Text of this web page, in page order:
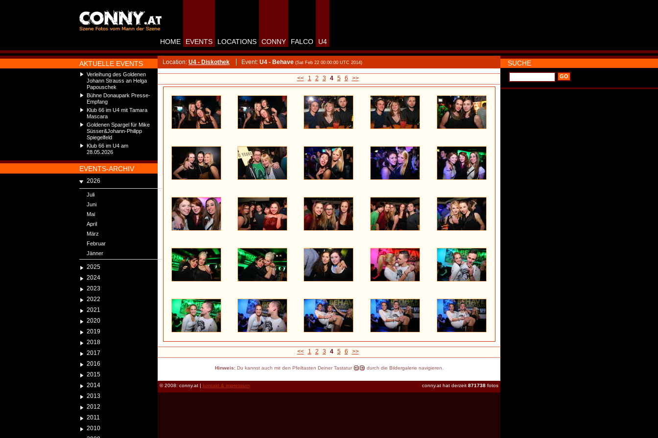
AKTUELLE EVENTS
Verleihung des Goldenen
Johann Strauss an Helga
Papouschek
Bühne Donaupark Presse-
Empfang
Klub 66 im U4 mit Tamara
Mascara
Goldenen Spargel für Mike
Süsser&Johann-Philipp
Spiegelfeld
Klub 66 im U4 am
28.05.2026
EVENTS-ARCHIV
2026
Juli
Juni
Mai
April
März
Februar
Jänner
2025
2024
2023
2022
2021
2020
2019
2018
2017
2016
2015
2014
2013
2012
2011
2010
HOME EVENTS LOCATIONS CONNY FALCO U4
Location: U4 - Diskothek Event: U4 - Behave (Sat Feb 22 00:00:00 UTC 2014)
<< 1 2 3 4 5 6 >>
<< 1 2 3 4 5 6 >>
Hinweis:Du kannst auch mit den Pfeiltasten Deiner Tastatur durch die Bildergalerie navigieren.
conny.at hat derzeit 871738 fotos
© 2008: conny.at | kontakt & impressum
SUCHE